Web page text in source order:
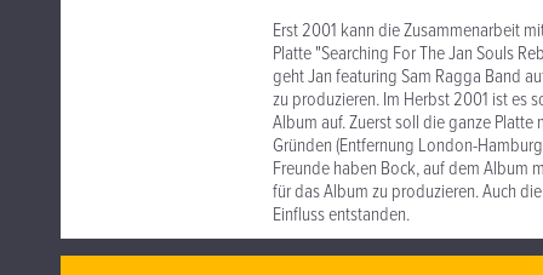
Erst 2001 kann die Zusammenarbeit
Platte "Searching For The Jan Souls
geht Jan featuring Sam Ragga Band
zu produzieren. Im Herbst 2001 ist es
Album auf. Zuerst soll die ganze
Gründen (Entfernung London-
Freunde haben Bock, auf dem Album
für das Album zu produzieren. Auch
Einfluss entstanden.